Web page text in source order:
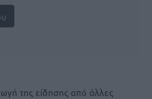
της είδησης από άλλες